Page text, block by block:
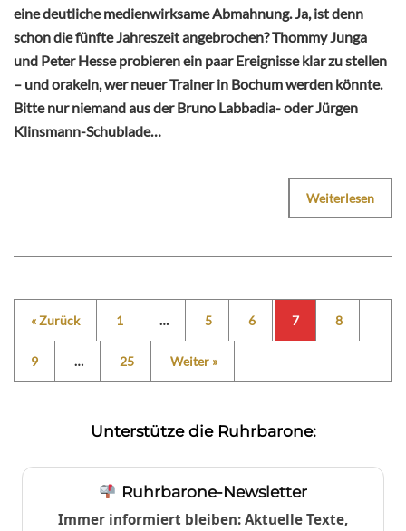
eine deutliche medienwirksame Abmahnung. Ja, ist denn
schon die fünfte Jahreszeit angebrochen? Thommy Junga
und Peter Hesse probieren ein paar Ereignisse klar zu stellen
– und orakeln, wer neuer Trainer in Bochum werden könnte.
Bitte nur niemand aus der Bruno Labbadia- oder Jürgen
Klinsmann-Schublade…
Weiterlesen
« Zurück 1 … 5 6 7 8
9 … 25 Weiter »
Unterstütze die Ruhrbarone:
Ruhrbarone-Newsletter
Immer informiert bleiben: Aktuelle Texte,